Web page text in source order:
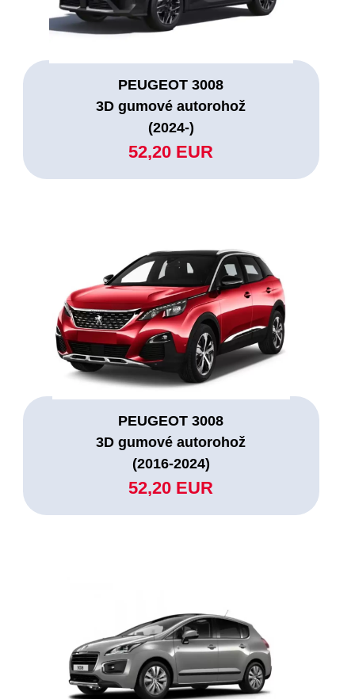
PEUGEOT 3008
3D gumové autorohož
(2024-)
52,20 EUR
PEUGEOT 3008
3D gumové autorohož
(2016-2024)
52,20 EUR